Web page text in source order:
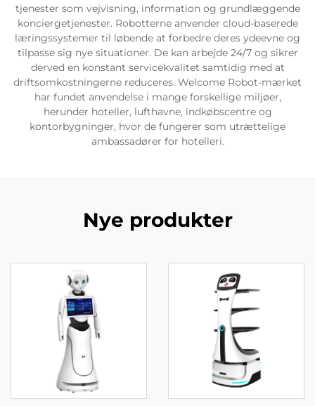
tjenester som vejvisning, information og grundlæggende
konciergetjenester. Robotterne anvender cloud-baserede
læringssystemer til løbende at forbedre deres ydeevne og
tilpasse sig nye situationer. De kan arbejde 24/7 og sikrer
derved en konstant servicekvalitet samtidig med at
driftsomkostningerne reduceres. Welcome Robot-mærket
har fundet anvendelse i mange forskellige miljøer,
herunder hoteller, lufthavne, indkøbscentre og
kontorbygninger, hvor de fungerer som utrættelige
ambassadører for hotelleri.
Nye produkter